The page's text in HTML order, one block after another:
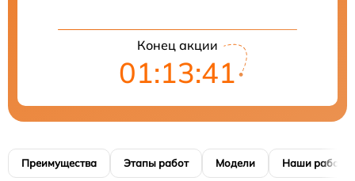
Конец акции
01:13:41
Преимущества Этапы работ Модели Наши работы